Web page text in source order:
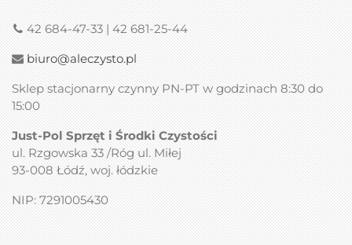
42 684-47-33 | 42 681-25-44
biuro@aleczysto.pl
Sklep stacjonarny czynny PN-PT w godzinach 8:30 do
15:00
Just-Pol Sprzęt i Środki Czystości
ul. Rzgowska 33 /Róg ul. Miłej
93-008 Łódź, woj. łódzkie
NIP: 7291005430